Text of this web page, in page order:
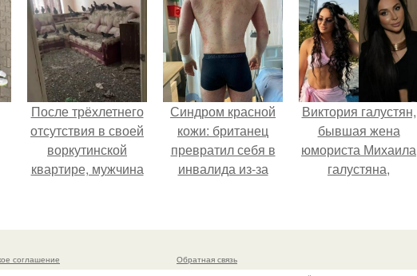
После трёхлетнего
отсутствия в своей
воркутинской
квартире, мужчина
жилище стало
стаи голубей.
Синдром красной
кожи: британец
превратил себя в
инвалида из-за
мази.
Виктория галустян,
бывшая жена
юмориста Михаила
галустяна,
последствиях
соглашение
Обратная связь